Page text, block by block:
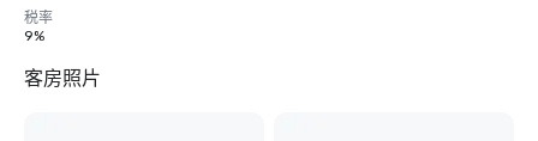
税率
9%
客房照片